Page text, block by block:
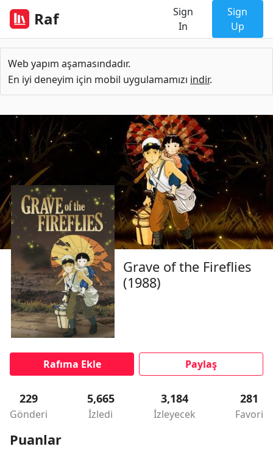
Raf
Sign
In
Sign
Up
Web yapım aşamasındadır.
En iyi deneyim için mobil uygulamamızı indir.
Grave of the Fireflies
(1988)
Rafıma Ekle Paylaş
229
Gönderi
5,665
İzledi
3,184
İzleyecek
281
Favori
Puanlar